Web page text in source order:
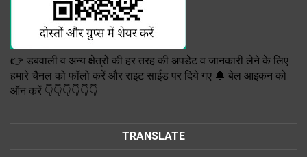
👉 डबवाली व अन्य क्षेत्रों की हर तरह की अपडेट व जानकारी लेने के लिए
हमारे चैनल को फॉलो करें और राइट साईड पर दिये गए 🔔 बेल आइकन को
ऑन करें 👇👇👇👇👇👇
TRANSLATE